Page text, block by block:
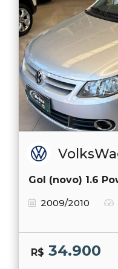
Gol (novo) 1.6
2009/2010
R$ 34.900